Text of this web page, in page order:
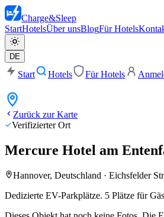
Charge&Sleep
StartHotelsÜber unsBlogFür Hotels
DE
Start Hotels Für Hotels
Zurück zur Karte
Verifizierter Ort
Mercure Hotel am
Hannover, Deutschland · Eichsfelder
Dedizierte EV-Parkplätze. 5 Plätze für